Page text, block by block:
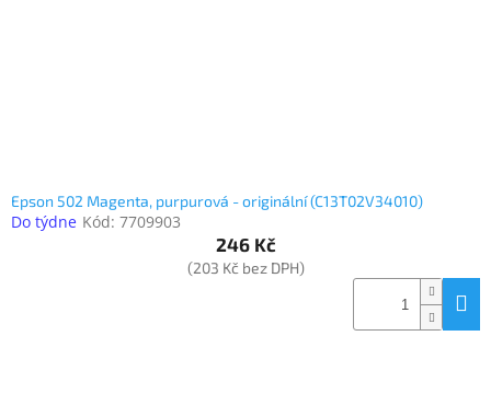
Epson 502 Magenta, purpurová - originální (C13T02V34010)
Do týdne Kód: 7709903
246 Kč
(203 Kč bez DPH)